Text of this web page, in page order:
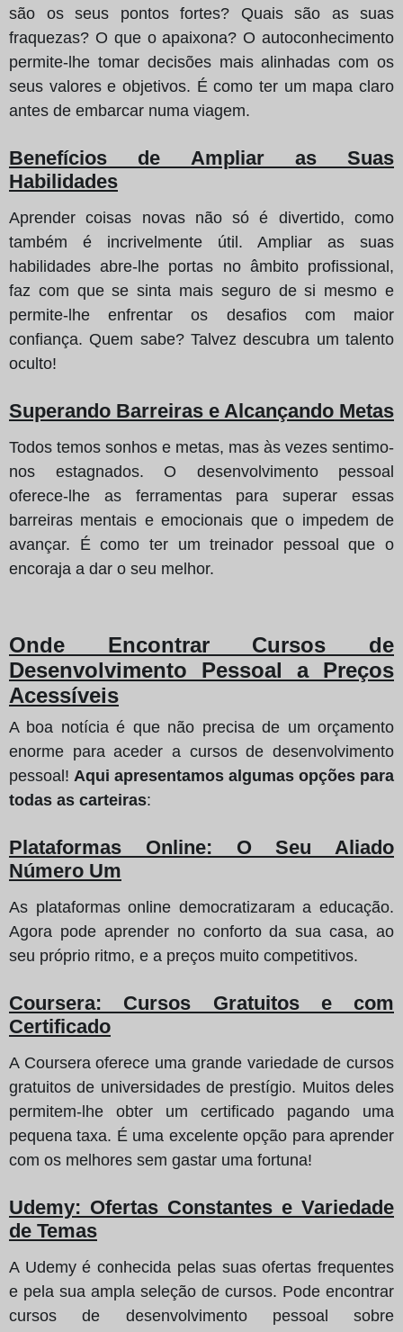
são os seus pontos fortes? Quais são as suas
fraquezas? O que o apaixona? O autoconhecimento
permite-lhe tomar decisões mais alinhadas com os
seus valores e objetivos. É como ter um mapa claro
antes de embarcar numa viagem.
Benefícios de Ampliar as Suas
Habilidades
Aprender coisas novas não só é divertido, como
também é incrivelmente útil. Ampliar as suas
habilidades abre-lhe portas no âmbito profissional,
faz com que se sinta mais seguro de si mesmo e
permite-lhe enfrentar os desafios com maior
confiança. Quem sabe? Talvez descubra um talento
oculto!
Superando Barreiras e Alcançando Metas
Todos temos sonhos e metas, mas às vezes sentimo-
nos estagnados. O desenvolvimento pessoal
oferece-lhe as ferramentas para superar essas
barreiras mentais e emocionais que o impedem de
avançar. É como ter um treinador pessoal que o
encoraja a dar o seu melhor.
Onde Encontrar Cursos de
Desenvolvimento Pessoal a Preços
Acessíveis
A boa notícia é que não precisa de um orçamento
enorme para aceder a cursos de desenvolvimento
pessoal! Aqui apresentamos algumas opções para
todas as carteiras:
Plataformas Online: O Seu Aliado
Número Um
As plataformas online democratizaram a educação.
Agora pode aprender no conforto da sua casa, ao
seu próprio ritmo, e a preços muito competitivos.
Coursera: Cursos Gratuitos e com
Certificado
A Coursera oferece uma grande variedade de cursos
gratuitos de universidades de prestígio. Muitos deles
permitem-lhe obter um certificado pagando uma
pequena taxa. É uma excelente opção para aprender
com os melhores sem gastar uma fortuna!
Udemy: Ofertas Constantes e Variedade
de Temas
A Udemy é conhecida pelas suas ofertas frequentes
e pela sua ampla seleção de cursos. Pode encontrar
cursos de desenvolvimento pessoal sobre